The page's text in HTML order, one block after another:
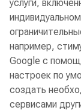
услуги,
например,
Google с
настроек по
создать
сервисами